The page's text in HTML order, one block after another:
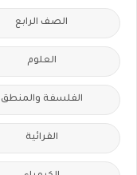
الصف الرابع
العلوم
الفلسفة والمنطق
القرائية